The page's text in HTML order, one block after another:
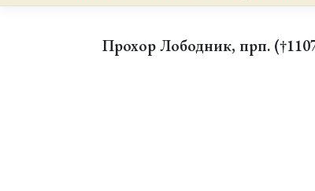
Прохор Лободник, прп.